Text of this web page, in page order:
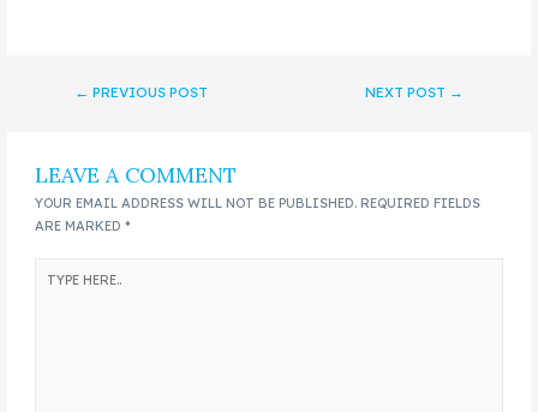
← PREVIOUS POST NEXT POST →
LEAVE A COMMENT
YOUR EMAIL ADDRESS WILL NOT BE PUBLISHED. REQUIRED FIELDS
ARE MARKED*